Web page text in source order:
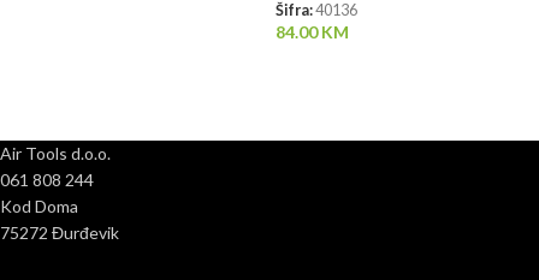
Šifra:40136
84.00KM
Air Tools d.o.o.
061 808 244
Kod Doma
75272 Đurđevik